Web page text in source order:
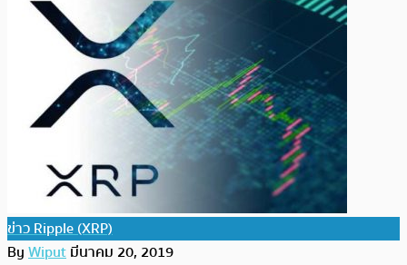
ข่าว Ripple (XRP)
ByWiputมีนาคม 20, 2019